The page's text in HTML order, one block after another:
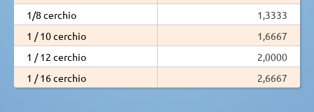
1/8 cerchio
1,3333
1 / 10 cerchio
1,6667
1 / 12 cerchio
2,0000
1 / 16 cerchio
2,6667